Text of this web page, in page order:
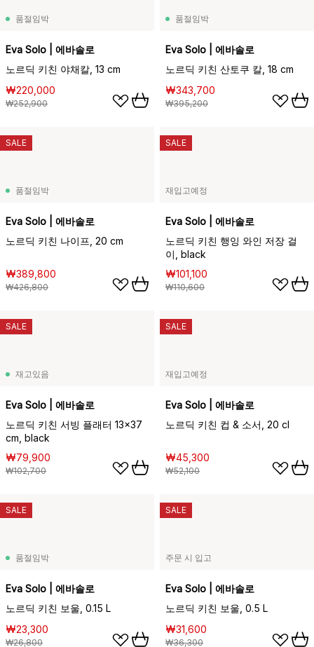
품절임박
Eva Solo | 에바솔로
노르딕 키친 야채칼, 13 cm
₩220,000
₩252,900
품절임박
Eva Solo | 에바솔로
노르딕 키친 산토쿠 칼, 18 cm
₩343,700
₩395,200
품절임박
Eva Solo | 에바솔로
노르딕 키친 나이프, 20 cm
₩389,800
₩426,800
SALE
재입고예정
Eva Solo | 에바솔로
노르딕 키친 행잉 와인 저장 걸
이, black
₩101,100
₩110,600
SALE
재고있음
Eva Solo | 에바솔로
노르딕 키친 서빙 플래터 13x37
cm, black
₩79,900
₩102,700
SALE
재입고예정
Eva Solo | 에바솔로
노르딕 키친 컵 & 소서, 20 cl
₩45,300
₩52,100
SALE
품절임박
Eva Solo | 에바솔로
노르딕 키친 보울, 0.15 L
₩23,300
₩26,800
SALE
주문 시 입고
Eva Solo | 에바솔로
노르딕 키친 보울, 0.5 L
₩31,600
₩36,300
SALE